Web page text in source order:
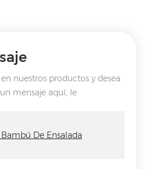
nuestros productos y desea
mensaje aquí, le
De Ensalada